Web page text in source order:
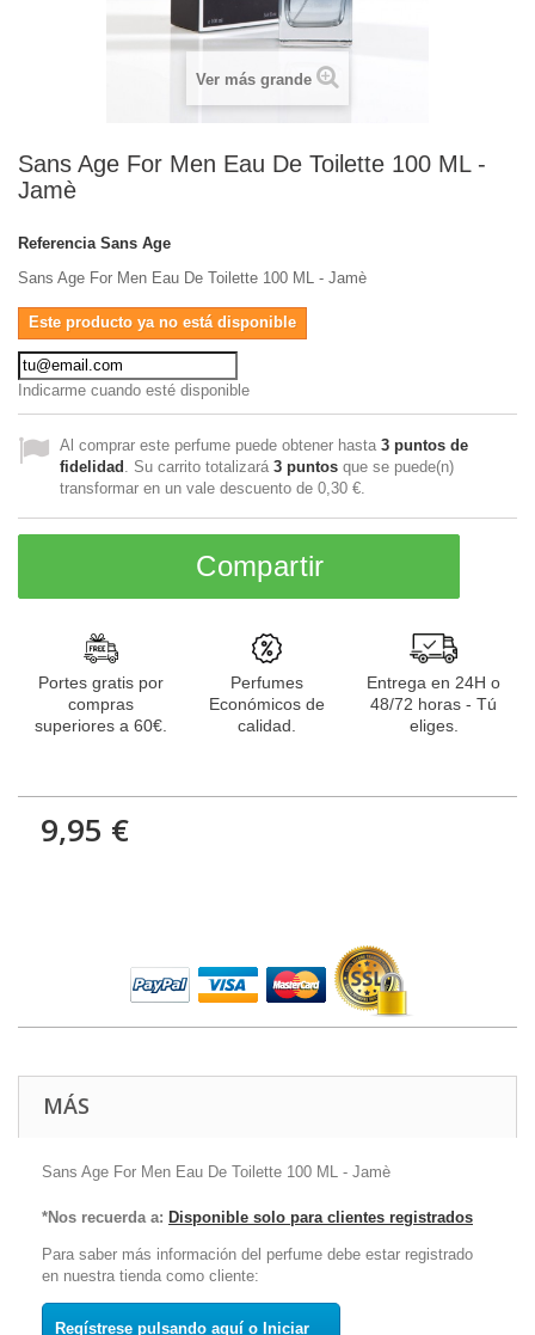
Ver más grande
Sans Age For Men Eau De Toilette 100 ML -
Jamè
Referencia Sans Age
Sans Age For Men Eau De Toilette 100 ML - Jamè
Este producto ya no está disponible
Indicarme cuando esté disponible
Al comprar este perfume puede obtener hasta 3 puntos de
fidelidad . Su carrito totalizará 3 puntos que se puede(n)
transformar en un vale descuento de 0,30 €
Compartir
Portes gratis por
compras
superiores a 60€.
Perfumes
Económicos de
calidad.
Entrega en 24H o
48/72 horas - Tú
eliges.
9,95 €
MÁS
Sans Age For Men Eau De Toilette 100 ML - Jamè
*Nos recuerda a: Disponible solo para clientes registrados
Para saber más información del perfume debe estar registrado
en nuestra tienda como cliente:
Regístrese pulsando aquí o Iniciar